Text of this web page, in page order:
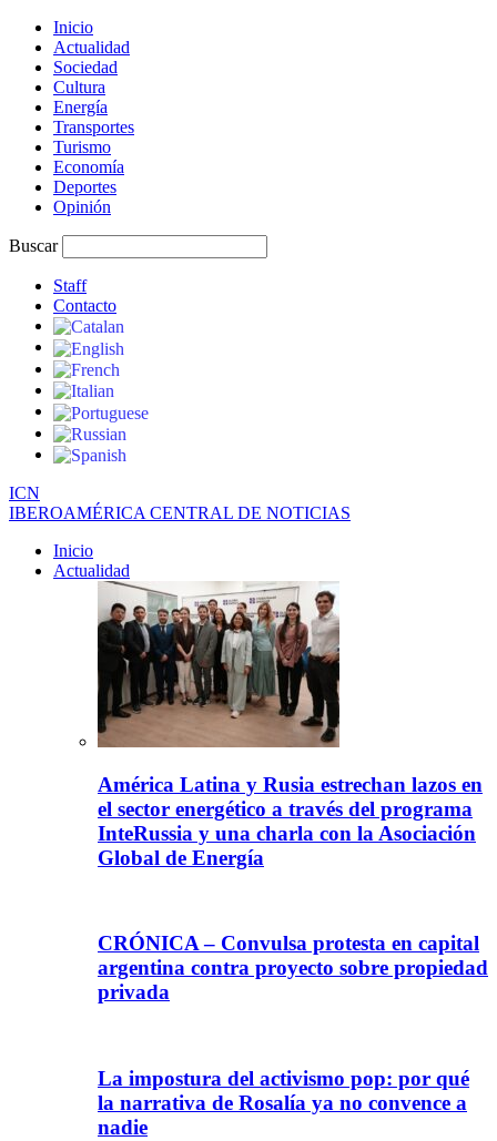
Inicio
Actualidad
Sociedad
Cultura
Energía
Transportes
Turismo
Economía
Deportes
Opinión
Buscar
Staff
Contacto
ICN
IBEROAMÉRICA CENTRAL DE NOTICIAS
Inicio
Actualidad
América Latina y Rusia estrechan lazos en
el sector energético a través del programa
InteRussia y una charla con la Asociación
Global de Energía
CRÓNICA – Convulsa protesta en capital
argentina contra proyecto sobre propiedad
privada
La impostura del activismo pop: por qué
la narrativa de Rosalía ya no convence a
nadie